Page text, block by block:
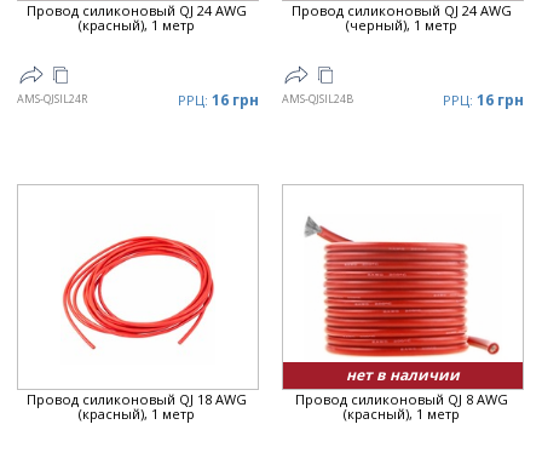
Провод силиконовый QJ 24 AWG
(красный), 1 метр
AMS-QJSIL24R РРЦ: 16 грн
Провод силиконовый QJ 24 AWG
(черный), 1 метр
AMS-QJSIL24B РРЦ: 16 грн
Провод силиконовый QJ 18 AWG
(красный), 1 метр
нет в наличии
Провод силиконовый QJ 8 AWG
(красный), 1 метр